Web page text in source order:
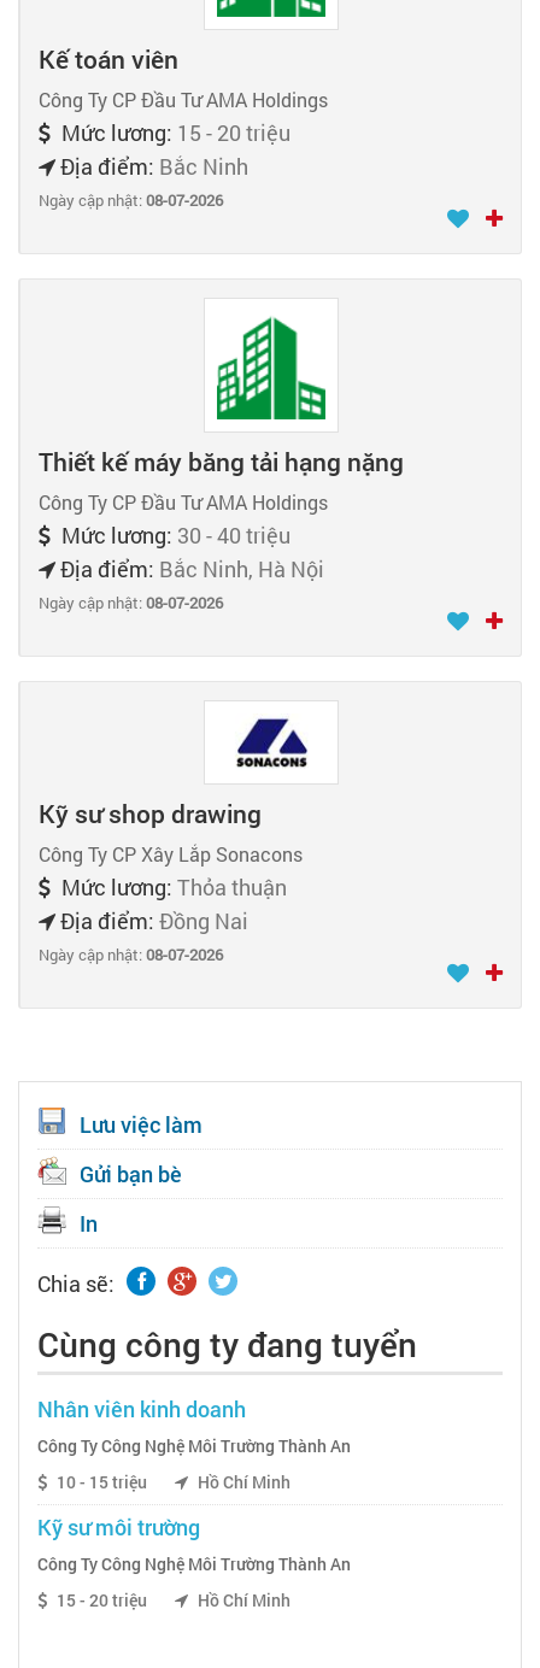
Kế toán viên
Công Ty CP Đầu Tư AMA Holdings
Mức lương: 15 - 20 triệu
Địa điểm: Bắc Ninh
Ngày cập nhật:08-07-2026
Thiết kế máy băng tải hạng nặng
Công Ty CP Đầu Tư AMA Holdings
Mức lương: 30 - 40 triệu
Địa điểm: Bắc Ninh, Hà Nội
Ngày cập nhật:08-07-2026
Kỹ sư shop drawing
Công Ty CP Xây Lắp Sonacons
Mức lương: Thỏa thuận
Địa điểm: Đồng Nai
Ngày cập nhật:08-07-2026
Lưu việc làm
Gửi bạn bè
In
Chia sẽ:
Cùng công ty đang tuyển
Nhân viên kinh doanh
Công Ty Công Nghệ Môi Trường Thành An
10 - 15 triệu
Hồ Chí Minh
Kỹ sư môi trường
Công Ty Công Nghệ Môi Trường Thành An
15 - 20 triệu
Hồ Chí Minh